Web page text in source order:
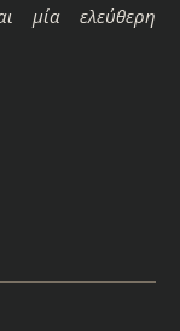
μία ελεύθερη